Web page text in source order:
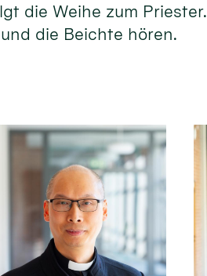
die Weihe zum
die Beichte hören.